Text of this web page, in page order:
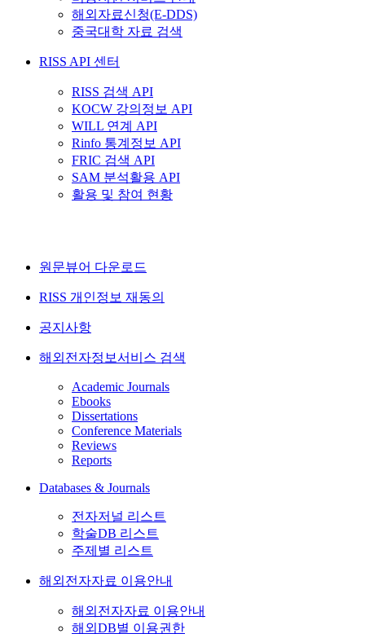
해외자료신청(E-DDS)
중국대학 자료 검색
RISS API 센터
RISS 검색 API
KOCW 강의정보 API
WILL 연계 API
Rinfo 통계정보 API
FRIC 검색 API
SAM 분석활용 API
활용 및 참여 현황
원문뷰어 다운로드
RISS 개인정보 재동의
공지사항
해외전자정보서비스 검색
Academic Journals
Ebooks
Dissertations
Conference Materials
Reviews
Reports
Databases & Journals
전자저널 리스트
학술DB 리스트
주제별 리스트
해외전자자료 이용안내
해외전자자료 이용안내
해외DB별 이용권한